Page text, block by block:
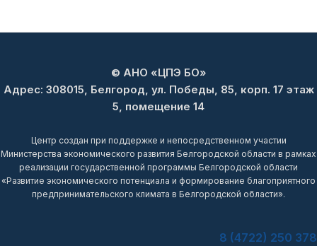
© АНО «ЦПЭ БО»
Адрес: 308015, Белгород, ул. Победы, 85, корп. 17 этаж
5, помещение 14
Центр создан при поддержке и непосредственном участии
Министерства экономического развития Белгородской области в рамках
реализации государственной программы Белгородской области
«Развитие экономического потенциала и формирование благоприятного
предпринимательского климата в Белгородской области».
8 (4722) 250 378